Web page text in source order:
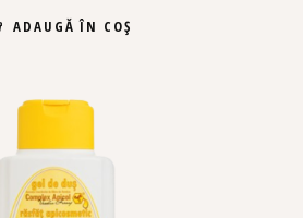
ADAUGĂ ÎN COȘ